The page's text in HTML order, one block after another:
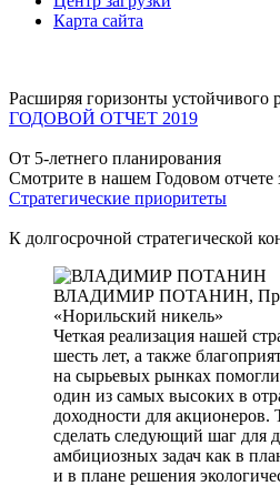
Карта сайта
Расширяя горизонты устойчивого
ГОДОВОЙ ОТЧЕТ 2019
От 5-летнего планирования
Смотрите в нашем Годовом отчете
Стратегические приоритеты
К долгосрочной стратегической
ВЛАДИМИР ПОТАНИН,
«Норильский никель»
Четкая реализация нашей
шесть лет, а также
на сырьевых рынках
один из самых высоких в
доходности для
сделать следующий шаг для
амбициозных задач как в
и в плане решения